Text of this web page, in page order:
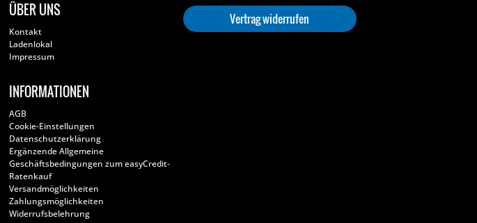
ÜBER UNS
Kontakt
Ladenlokal
Impressum
INFORMATIONEN
AGB
Cookie-Einstellungen
Datenschutzerklärung
Ergänzende Allgemeine
Geschäftsbedingungen zum easyCredit-
Ratenkauf
Versandmöglichkeiten
Zahlungsmöglichkeiten
Widerrufsbelehrung
Vertrag widerrufen